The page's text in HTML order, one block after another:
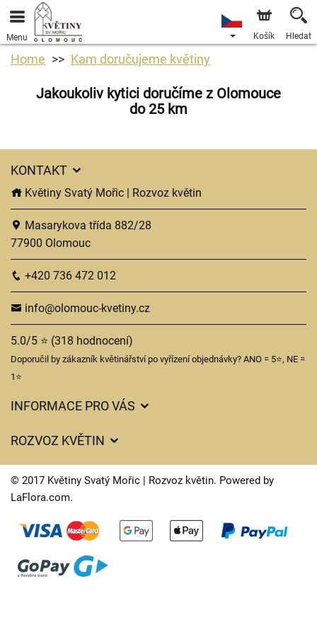
Menu Košík Hledat
Home Kam doručujeme květiny
Jakoukoliv kytici doručíme z Olomouce
do 25 km
KONTAKT
Květiny Svatý Mořic | Rozvoz květin
Masarykova třída 882/28
77900 Olomouc
+420 736 472 012
info@olomouc-kvetiny.cz
5.0/5 ⭐ (318 hodnocení)
Doporučil by zákazník květinářství po vyřízení objednávky? ANO = 5⭐, NE =
1⭐
INFORMACE PRO VÁS
Často kladené dotazy
Význam druhů květin
O nás
Časy doručení květin – přehled možností
ROZVOZ KVĚTIN
Ceny za doručení
Kam doručujeme květiny
Kontakt
© 2017 Květiny Svatý Mořic | Rozvoz květin. Powered by
LaFlora.com.